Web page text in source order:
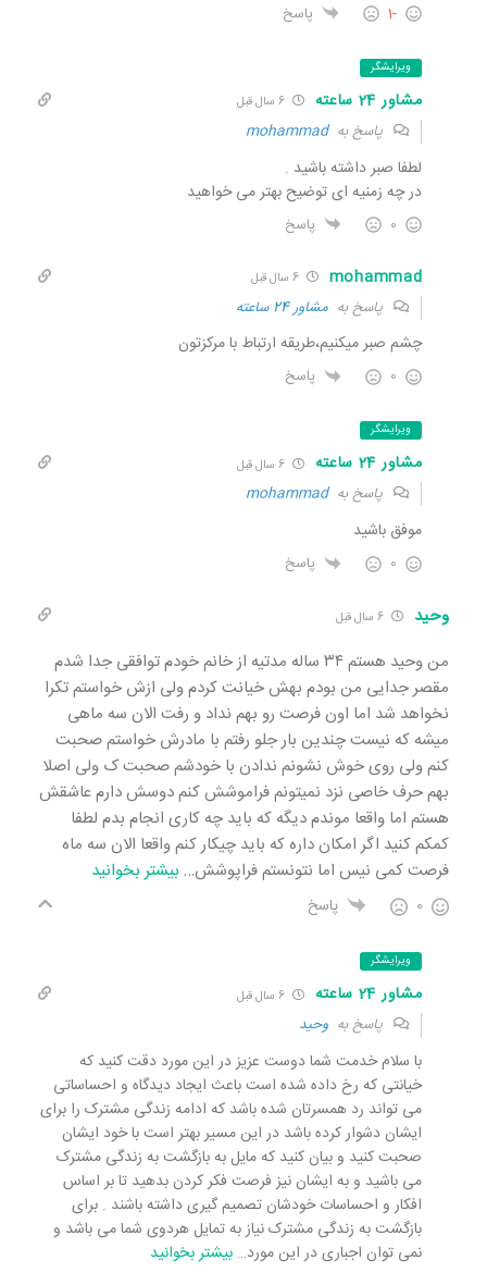
-1 پاسخ
ویرایشگر
مشاور 24 ساعته 6 سال قبل
پاسخ بهmohammad
لطفا صبر داشته باشید .
در چه زمنیه ای توضیح بهتر می خواهید
0 پاسخ
mohammad 6 سال قبل
پاسخ به مشاور 24 ساعته
چشم صبر میکنیم،طریقه ارتباط با مرکزتون
0 پاسخ
ویرایشگر
مشاور 24 ساعته 6 سال قبل
پاسخ بهmohammad
موفق باشید
0 پاسخ
وحید 6 سال قبل
من وحید هستم ۳۴ ساله مدتیه از خانم خودم توافقی جدا شدم
مقصر جدایی من بودم بهش خیانت کردم ولی ازش خواستم تکرا
نخواهد شد اما اون فرصت رو بهم نداد و رفت الان سه ماهی
میشه که نیست چندین بار جلو رفتم با مادرش خواستم صحبت
کنم ولی روی خوش نشونم ندادن با خودشم صحبت ک ولی اصلا
بهم حرف خاصی نزد نمیتونم فراموشش کنم دوسش دارم عاشقش
هستم اما واقعا موندم دیگه که باید چه کاری انجام بدم لطفا
کمکم کنید اگر امکان داره که باید چیکار کنم واقعا الان سه ماه
فرصت کمی نیس اما نتونستم فراپوشش… بیشتر بخوانید
0 پاسخ
ویرایشگر
مشاور 24 ساعته 6 سال قبل
پاسخ به وحید
با سلام خدمت شما دوست عزیز در این مورد دقت کنید که
خیانتی که رخ داده شده است باعث ایجاد دیدگاه و احساساتی
می تواند رد همسرتان شده باشد که ادامه زندگی مشترک را برای
ایشان دشوار کرده باشد در این مسیر بهتر است با خود ایشان
صحبت کنید و بیان کنید که مایل به بازگشت به زندگی مشترک
می باشید و به ایشان نیز فرصت فکر کردن بدهید تا بر اساس
افکار و احساسات خودشان تصمیم گیری داشته باشند . برای
بازگشت به زندگی مشترک نیاز به تمایل هردوی شما می باشد و
نمی توان اجباری در این مورد… بیشتر بخوانید